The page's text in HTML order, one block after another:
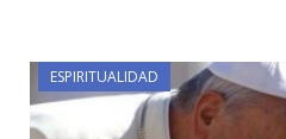
ESPIRITUALIDAD